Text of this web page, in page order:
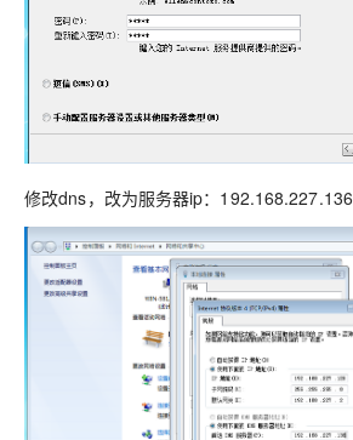
修改dns，改为服务器ip：192.168.227.136